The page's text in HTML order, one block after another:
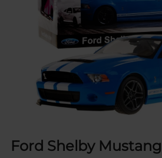
Ford Shelby